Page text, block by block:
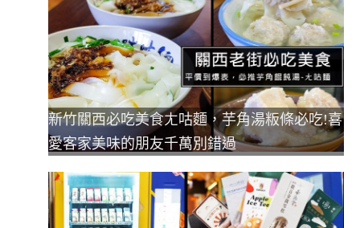
新竹關西必吃美食ㄤ咕麵，芋角湯粄條必吃!喜
愛客家美味的朋友千萬別錯過